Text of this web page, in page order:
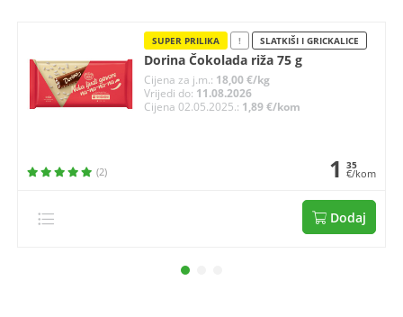
SUPER PRILIKA ! SLATKIŠI I GRICKALICE
Dorina Čokolada riža 75 g
Cijena za j.m.: 18,00 €/kg
Vrijedi do: 11.08.2026
Cijena 02.05.2025.: 1,89 €/kom
(2) 1 35
€/kom
Dodaj